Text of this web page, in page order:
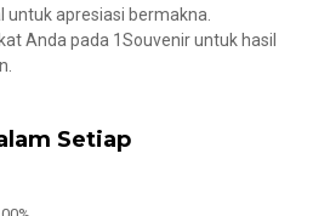
apresiasi bermakna.
Anda pada 1Souvenir untuk hasil
Setiap